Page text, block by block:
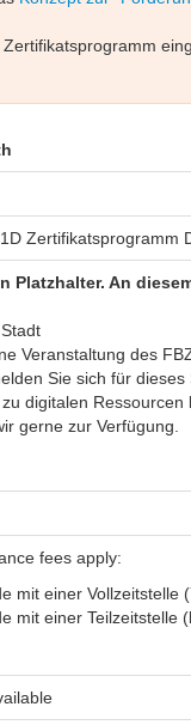
Zertifikatsprogramm
Platzhalter. An
Veranstaltung des
Sie sich für
digitalen
gerne zur Verfügung.
fees apply:
mit einer Vollzeitstelle
mit einer Teilzeitstelle